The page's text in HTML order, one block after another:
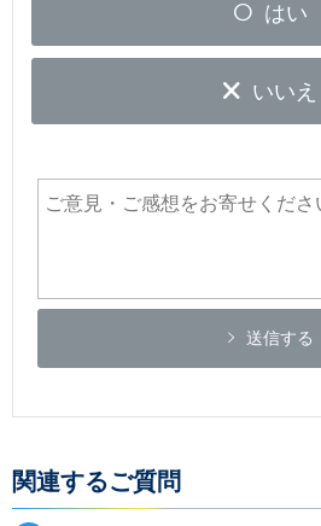
はい
いいえ
送信する
関連するご質問